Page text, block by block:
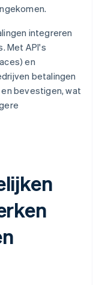
integreren
Met API's
en
betalingen
bevestigen, wat